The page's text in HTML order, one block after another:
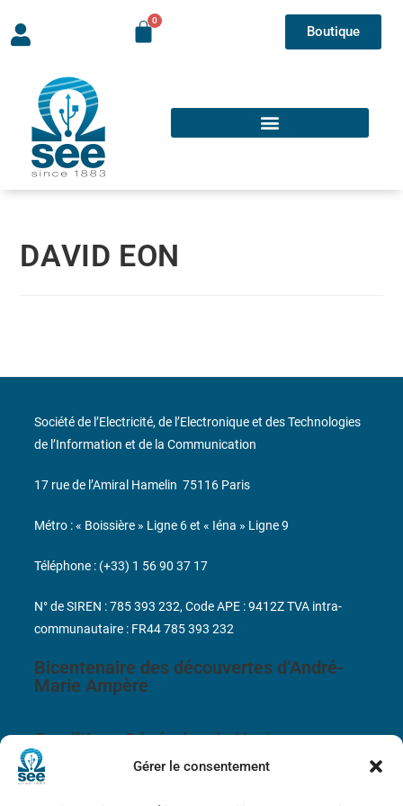
Gérer le consentement
Boutique
DAVID EON
Bicentenaire des découvertes d’André-
Marie Ampère
Conditions Générales de Vente
Société de l’Electricité, de l’Electronique et des Technologies
de l’Information et de la Communication
17 rue de l’Amiral Hamelin 75116 Paris
Métro : « Boissière » Ligne 6 et « Iéna » Ligne 9
Téléphone : (+33) 1 56 90 37 17
N° de SIREN : 785 393 232, Code APE : 9412Z TVA intra-
communautaire : FR44 785 393 232